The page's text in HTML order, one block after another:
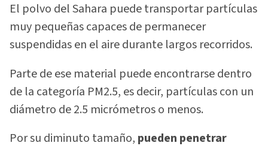
El polvo del Sahara puede transportar partículas
muy pequeñas capaces de permanecer
suspendidas en el aire durante largos recorridos.
Parte de ese material puede encontrarse dentro
de la categoría PM2.5, es decir, partículas con un
diámetro de 2.5 micrómetros o menos.
Por su diminuto tamaño, pueden penetrar